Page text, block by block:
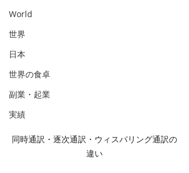
World
世界
日本
世界の食卓
副業・起業
実績
同時通訳・逐次通訳・ウィスパリング通訳の
違い